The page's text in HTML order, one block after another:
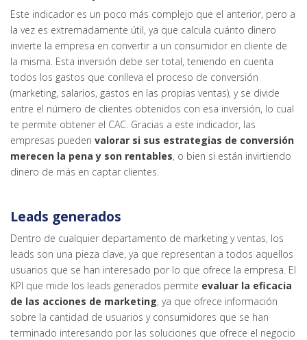
Este indicador es un poco más complejo que el anterior, pero a
la vez es extremadamente útil, ya que calcula cuánto dinero
invierte la empresa en convertir a un consumidor en cliente de
la misma. Esta inversión debe ser total, teniendo en cuenta
todos los gastos que conlleva el proceso de conversión
(marketing, salarios, gastos en las propias ventas), y se divide
entre el número de clientes obtenidos con esa inversión, lo cual
te permite obtener el CAC. Gracias a este indicador, las
empresas pueden valorar si sus estrategias de conversión
merecen la pena y son rentables, o bien si están invirtiendo
dinero de más en captar clientes.
Leads generados
Dentro de cualquier departamento de marketing y ventas, los
leads son una pieza clave, ya que representan a todos aquellos
usuarios que se han interesado por lo que ofrece la empresa. El
KPI que mide los leads generados permite evaluar la eficacia
de las acciones de marketing, ya que ofrece información
sobre la cantidad de usuarios y consumidores que se han
terminado interesando por las soluciones que ofrece el negocio